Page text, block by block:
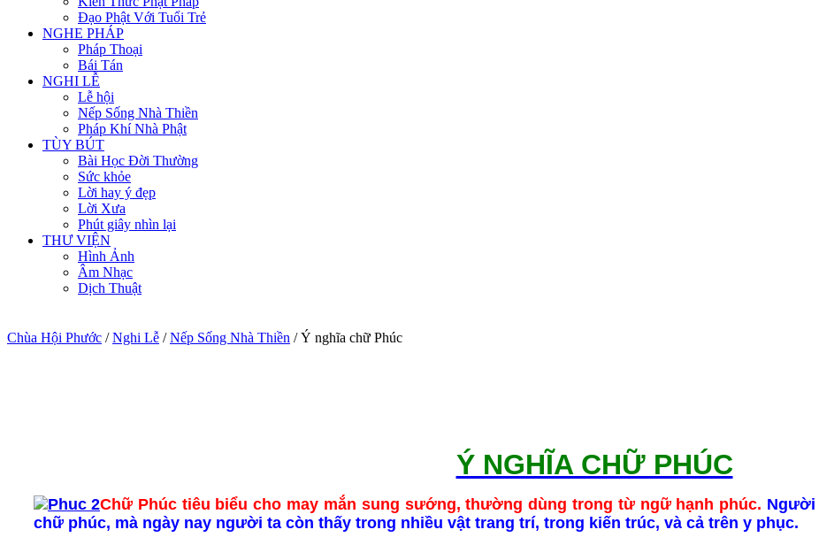
Đạo Phật Với Tuổi Trẻ
NGHE PHÁP
Pháp Thoại
Bái Tán
NGHI LỄ
Lễ hội
Nếp Sống Nhà Thiền
Pháp Khí Nhà Phật
TÙY BÚT
Bài Học Đời Thường
Sức khỏe
Lời hay ý đẹp
Lời Xưa
Phút giây nhìn lại
THƯ VIỆN
Hình Ảnh
Âm Nhạc
Dịch Thuật
Chùa Hội Phước / Nghi Lễ / Nếp Sống Nhà Thiền / Ý nghĩa chữ Phúc
Ý NGHĨA CHỮ PHÚC
Chữ Phúc tiêu biểu cho may mắn sung sướng, thường dùng trong từ ngữ hạnh phúc. Người
chữ phúc, mà ngày nay người ta còn thấy trong nhiều vật trang trí, trong kiến trúc, và cả trên y phục.